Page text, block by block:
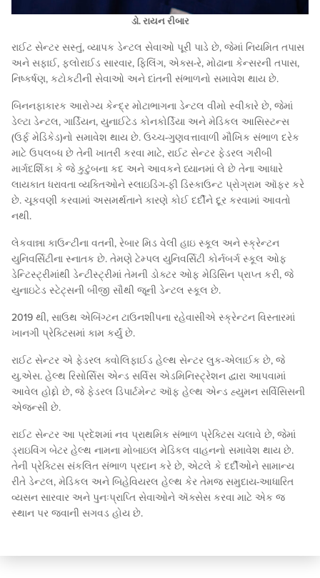
ડો. રાયન રીબાર
રાઈટ સેન્ટર સસ્તું, વ્યાપક ડેન્ટલ સેવાઓ પૂરી પાડે છે, જેમાં નિયમિત તપાસ
અને સફાઈ, ફ્લોરાઈડ સારવાર, ફિલિંગ, એક્સ-રે, મોઢાના કેન્સરની તપાસ,
નિષ્કર્ષણ, કટોકટીની સેવાઓ અને દાંતની સંભાળનો સમાવેશ થાય છે.
બિનનફાકારક આરોગ્ય કેન્દ્ર મોટાભાગના ડેન્ટલ વીમો સ્વીકારે છે, જેમાં
ડેલ્ટા ડેન્ટલ, ગાર્ડિયન, યુનાઈટેડ કોનકોર્ડિયા અને મેડિકલ આસિસ્ટન્સ
(ઉર્ફ મેડિકેડ)નો સમાવેશ થાય છે. ઉચ્ચ-ગુણવત્તાવાળી મૌખિક સંભાળ દરેક
માટે ઉપલબ્ધ છે તેની ખાતરી કરવા માટે, રાઈટ સેન્ટર ફેડરલ ગરીબી
માર્ગદર્શિકા કે જે કુટુંબના કદ અને આવકને ધ્યાનમાં લે છે તેના આધારે
લાયકાત ધરાવતા વ્યક્તિઓને સ્લાઇડિંગ-ફી ડિસ્કાઉન્ટ પ્રોગ્રામ ઑફર કરે
છે. ચૂકવણી કરવામાં અસમર્થતાને કારણે કોઈ દર્દીને દૂર કરવામાં આવતો
નથી.
લેકવાન્ના કાઉન્ટીના વતની, રેબાર મિડ વેલી હાઇ સ્કૂલ અને સ્ક્રેન્ટન
યુનિવર્સિટીના સ્નાતક છે. તેમણે ટેમ્પલ યુનિવર્સિટી કોર્નબર્ગ સ્કૂલ ઓફ
ડેન્ટિસ્ટ્રીમાંથી ડેન્ટીસ્ટ્રીમાં તેમની ડોક્ટર ઓફ મેડિસિન પ્રાપ્ત કરી, જે
યુનાઇટેડ સ્ટેટ્સની બીજી સૌથી જૂની ડેન્ટલ સ્કૂલ છે.
2019 થી, સાઉથ એબિંગ્ટન ટાઉનશીપના રહેવાસીએ સ્ક્રેન્ટન વિસ્તારમાં
ખાનગી પ્રેક્ટિસમાં કામ કર્યું છે.
રાઈટ સેન્ટર એ ફેડરલ ક્વોલિફાઈડ હેલ્થ સેન્ટર લુક-એલાઈક છે, જે
યુ.એસ. હેલ્થ રિસોર્સિસ એન્ડ સર્વિસ એડમિનિસ્ટ્રેશન દ્વારા આપવામાં
આવેલ હોદ્દો છે, જે ફેડરલ ડિપાર્ટમેન્ટ ઑફ હેલ્થ એન્ડ હ્યુમન સર્વિસિસની
એજન્સી છે.
રાઈટ સેન્ટર આ પ્રદેશમાં નવ પ્રાથમિક સંભાળ પ્રેક્ટિસ ચલાવે છે, જેમાં
ડ્રાઇવિંગ બેટર હેલ્થ નામના મોબાઇલ મેડિકલ વાહનનો સમાવેશ થાય છે.
તેની પ્રેક્ટિસ સંકલિત સંભાળ પ્રદાન કરે છે, એટલે કે દર્દીઓને સામાન્ય
રીતે ડેન્ટલ, મેડિકલ અને બિહેવિયરલ હેલ્થ કેર તેમજ સમુદાય-આધારિત
વ્યસન સારવાર અને પુનઃપ્રાપ્તિ સેવાઓને ઍક્સેસ કરવા માટે એક જ
સ્થાન પર જવાની સગવડ હોય છે.